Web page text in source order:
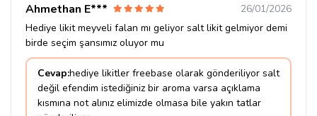
Ahmethan E***
26/01/2026
Hediye likit meyveli falan mı geliyor salt likit gelmiyor demi
birde seçim şansımız oluyor mu
Cevap:hediye likitler freebase olarak gönderiliyor salt
değil efendim istediğiniz bir aroma varsa açıklama
kısmına not alınız elimizde olmasa bile yakın tatlar